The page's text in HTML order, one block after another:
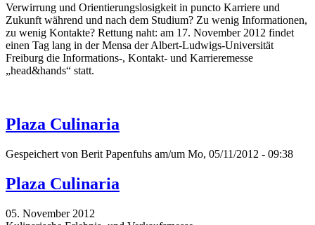
Verwirrung und Orientierungslosigkeit in puncto Karriere und
Zukunft während und nach dem Studium? Zu wenig Informationen,
zu wenig Kontakte? Rettung naht: am 17. November 2012 findet
einen Tag lang in der Mensa der Albert-Ludwigs-Universität
Freiburg die Informations-, Kontakt- und Karrieremesse
„head&hands“ statt.
Plaza Culinaria
Gespeichert von Berit Papenfuhs am/um Mo, 05/11/2012 - 09:38
Plaza Culinaria
05. November 2012